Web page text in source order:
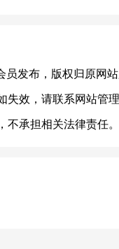
发布，版权归原网站
效，请联系网站管理
承担相关法律责任。